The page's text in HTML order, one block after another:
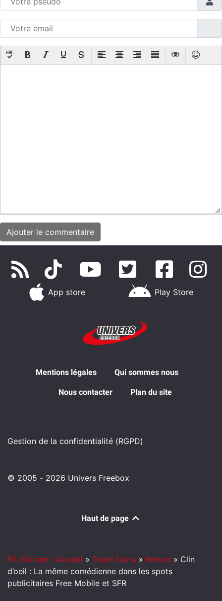
App store Play Store
Mentions légales Qui sommes nous
Nous contacter Plan du site
Gestion de la confidentialité (RGPD)
© 2005 - 2026 Univers Freebox
Haut de page
Fil d'Ariane : Accueil » Toute l'actu » Brèves » Clin
d’oeil : La même comédienne dans les spots
publicitaires Free Mobile et SFR